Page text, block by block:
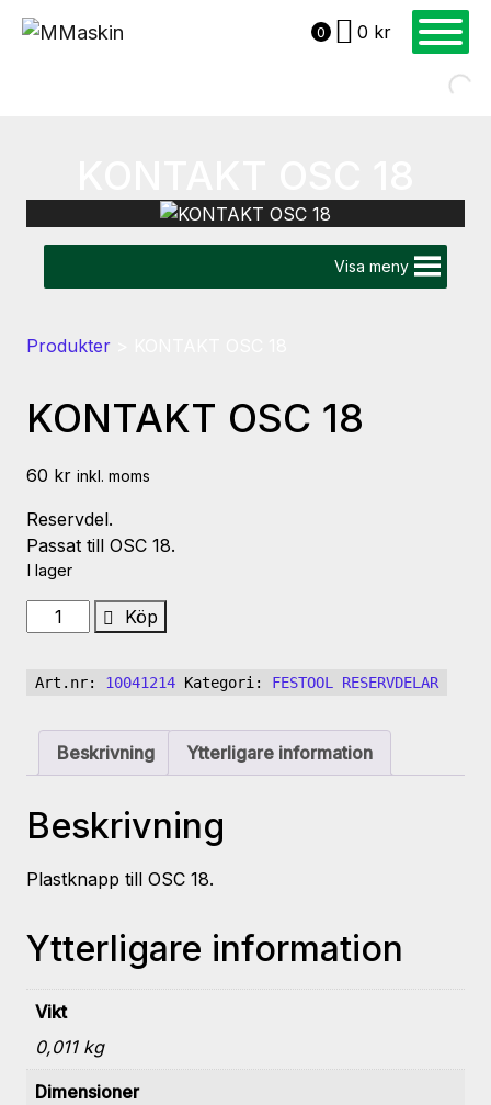
0 0 kr
Visa meny
Produkter
KONTAKT OSC 18
60 kr inkl. moms
Reservdel.
Passat till OSC 18.
I lager
KONTAKT
OSC
mängd
Köp
Art.nr: 10041214 Kategori: FESTOOL RESERVDELAR
Beskrivning Ytterligare information
Beskrivning
Plastknapp till OSC 18.
Ytterligare information
Vikt
0,011 kg
Dimensioner